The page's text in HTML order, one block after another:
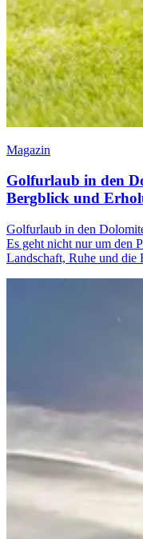
Magazin
Golfurlaub in den
Bergblick und
Golfurlaub in den
Es geht nicht nur um den
Landschaft, Ruhe und